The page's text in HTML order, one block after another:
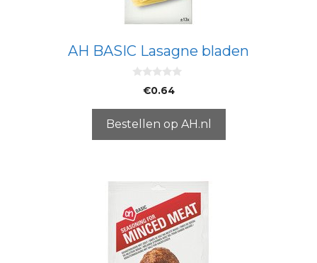
AH BASIC Lasagne bladen
5
€0.64
Bestellen op AH.nl